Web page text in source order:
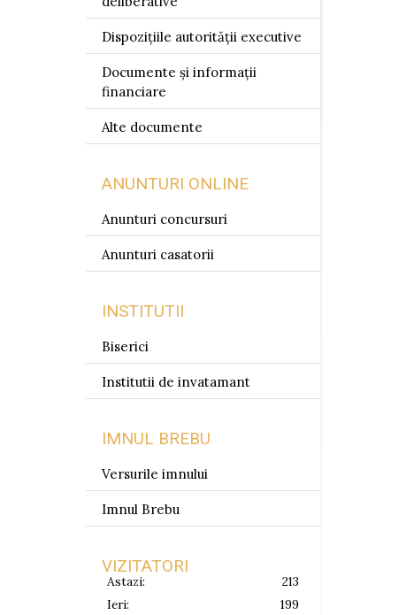
Dispozițiile autorității executive
Documente și informații
financiare
Alte documente
ANUNTURI ONLINE
Anunturi concursuri
Anunturi casatorii
INSTITUTII
Biserici
Institutii de invatamant
IMNUL BREBU
Versurile imnului
Imnul Brebu
VIZITATORI
Astazi:
213
Ieri:
199